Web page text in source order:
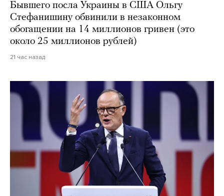
Бывшего посла Украины в США Ольгу
Стефанишину обвинили в незаконном
обогащении на 14 миллионов гривен (это
около 25 миллионов рублей)
21 час назад